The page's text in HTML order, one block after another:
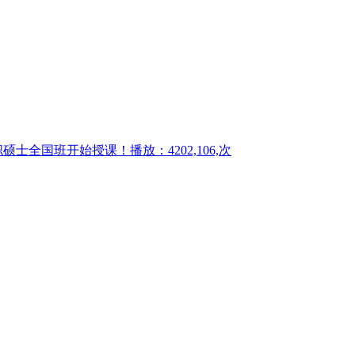
士全国班开始授课！ 播放：4202,106,次